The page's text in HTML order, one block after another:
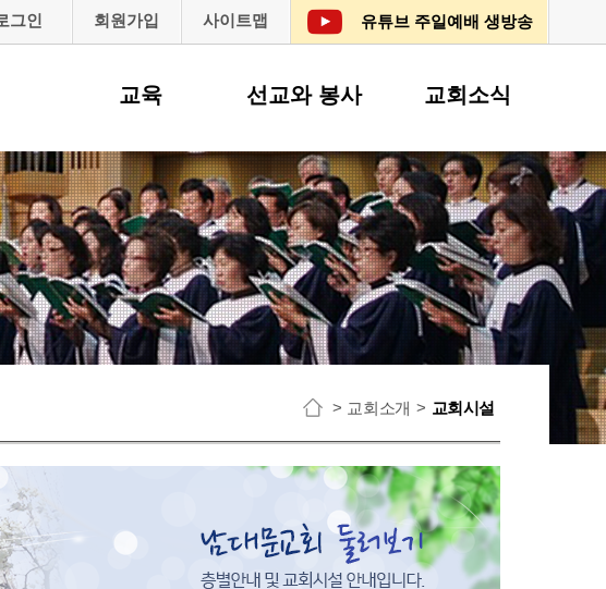
그인 회원가입 사이트맵 유튜브 주일예배 생방송
교육 선교와 봉사 교회소식
교회소개 교회시설